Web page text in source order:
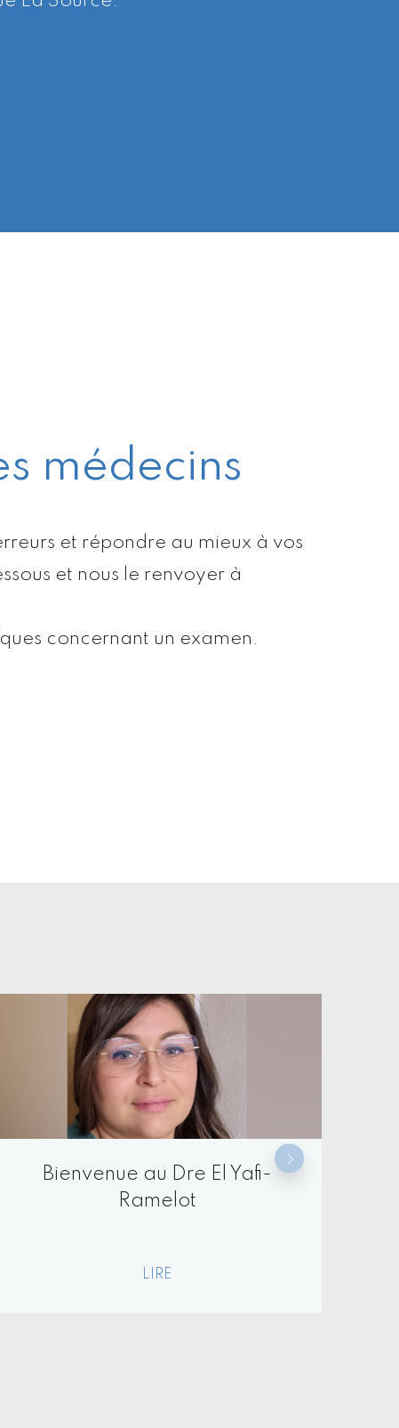
médecins
et répondre au mieux à vos
et nous le renvoyer à
concernant un examen.
Bienvenue au Dre Ginette
Fotsing
LIRE